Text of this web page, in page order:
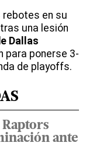
rebotes en su
una lesión
Dallas
para ponerse 3-
de playoffs.
ante